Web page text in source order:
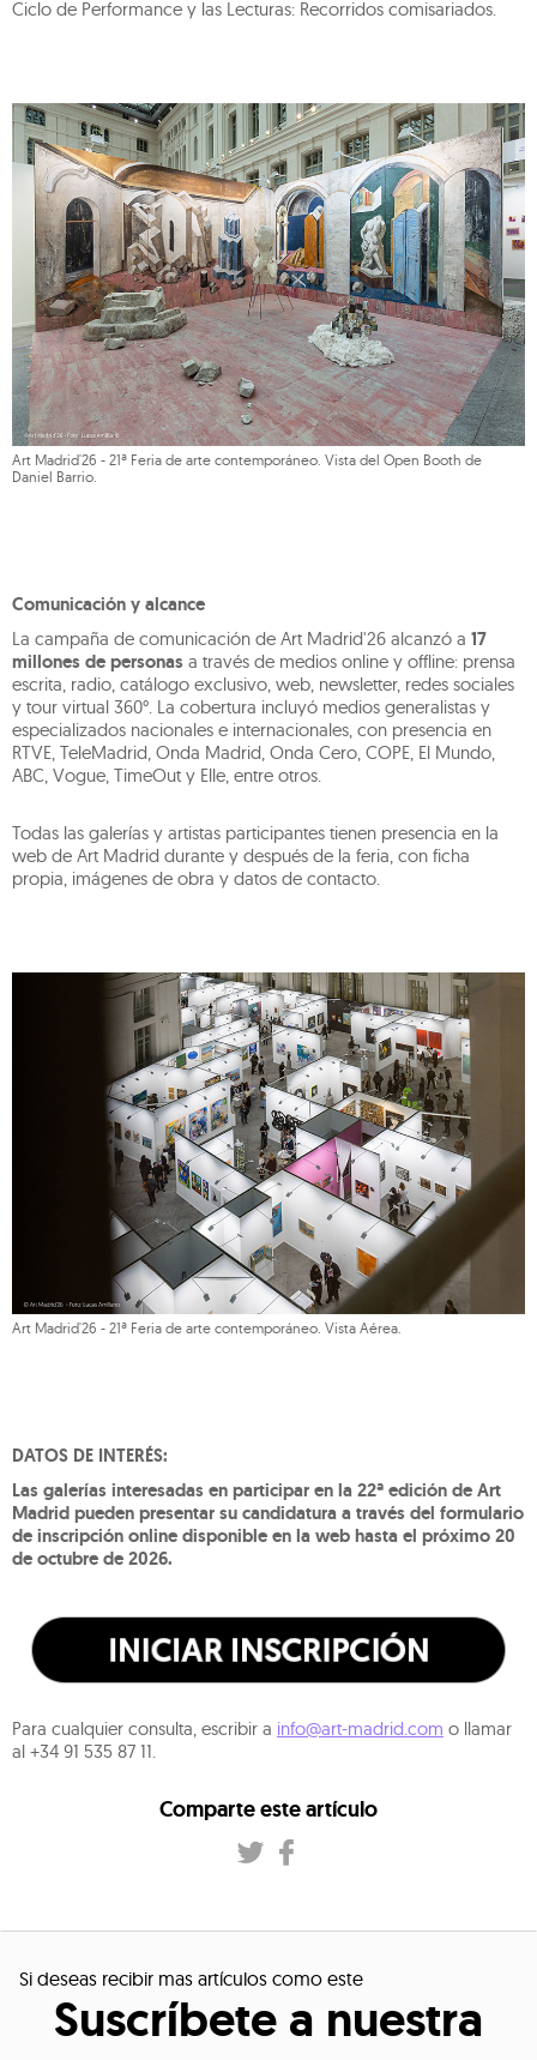
Ciclo de Performance y las Lecturas: Recorridos comisariados.
Art Madrid'26 - 21ª Feria de arte contemporáneo. Vista del Open Booth de
Daniel Barrio.
Comunicación y alcance
La campaña de comunicación de Art Madrid'26 alcanzó a 17
millones de personas a través de medios online y offline: prensa
escrita, radio, catálogo exclusivo, web, newsletter, redes sociales
y tour virtual 360°. La cobertura incluyó medios generalistas y
especializados nacionales e internacionales, con presencia en
RTVE, TeleMadrid, Onda Madrid, Onda Cero, COPE, El Mundo,
ABC, Vogue, TimeOut y Elle, entre otros.
Todas las galerías y artistas participantes tienen presencia en la
web de Art Madrid durante y después de la feria, con ficha
propia, imágenes de obra y datos de contacto.
Art Madrid'26 - 21ª Feria de arte contemporáneo. Vista Aérea.
DATOS DE INTERÉS:
Las galerías interesadas en participar en la 22ª edición de Art
Madrid pueden presentar su candidatura a través del formulario
de inscripción online disponible en la web hasta el próximo 20
de octubre de 2026.
Para cualquier consulta, escribir a info@art-madrid.com o llamar
al +34 91 535 87 11.
Comparte este artículo
Si deseas recibir mas artículos como este
Suscríbete a nuestra